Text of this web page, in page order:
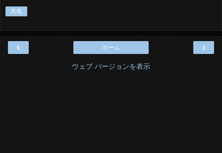
共有
‹ ›
ホーム
ウェブ バージョンを表示